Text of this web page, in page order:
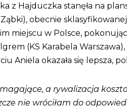
z Hajduczka stanęła na
obecnie
miejscu w Polsce, pokonując
(KS Karabela
Aniela okazała się lepsza,
a rywalizacja
nie wróciłam do